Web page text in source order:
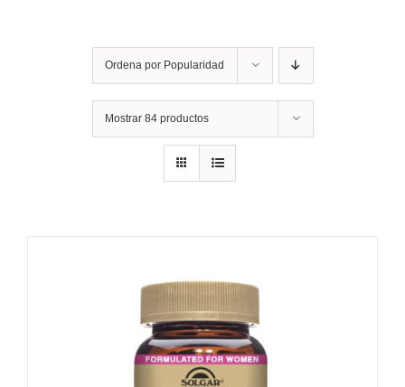
Ordena por Popularidad
Mostrar 84 productos